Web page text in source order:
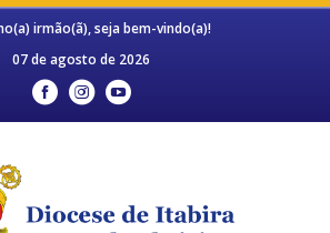
irmão(ã), seja bem-vindo(a)!
07 de agosto de 2026